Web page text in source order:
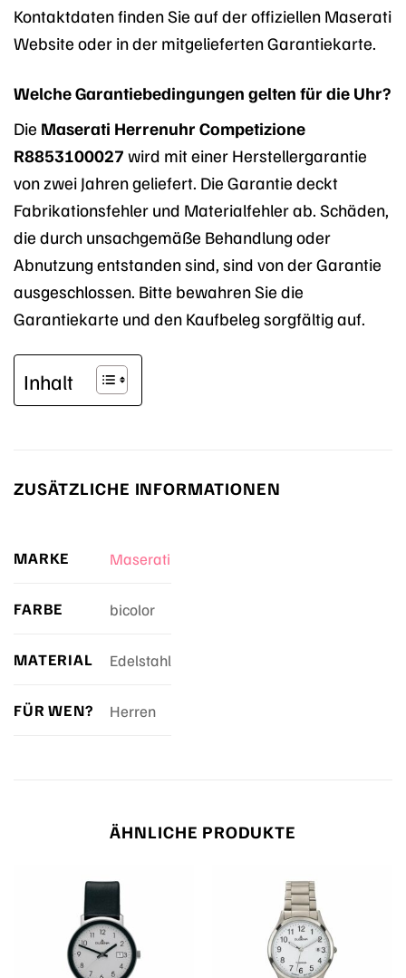
Kontaktdaten finden Sie auf der offiziellen Maserati
Website oder in der mitgelieferten Garantiekarte.
Welche Garantiebedingungen gelten für die Uhr?
Die Maserati Herrenuhr Competizione
R8853100027 wird mit einer Herstellergarantie
von zwei Jahren geliefert. Die Garantie deckt
Fabrikationsfehler und Materialfehler ab. Schäden,
die durch unsachgemäße Behandlung oder
Abnutzung entstanden sind, sind von der Garantie
ausgeschlossen. Bitte bewahren Sie die
Garantiekarte und den Kaufbeleg sorgfältig auf.
Inhalt
ZUSÄTZLICHE INFORMATIONEN
MARKE Maserati
FARBE bicolor
MATERIAL Edelstahl
FÜR WEN? Herren
ÄHNLICHE PRODUKTE